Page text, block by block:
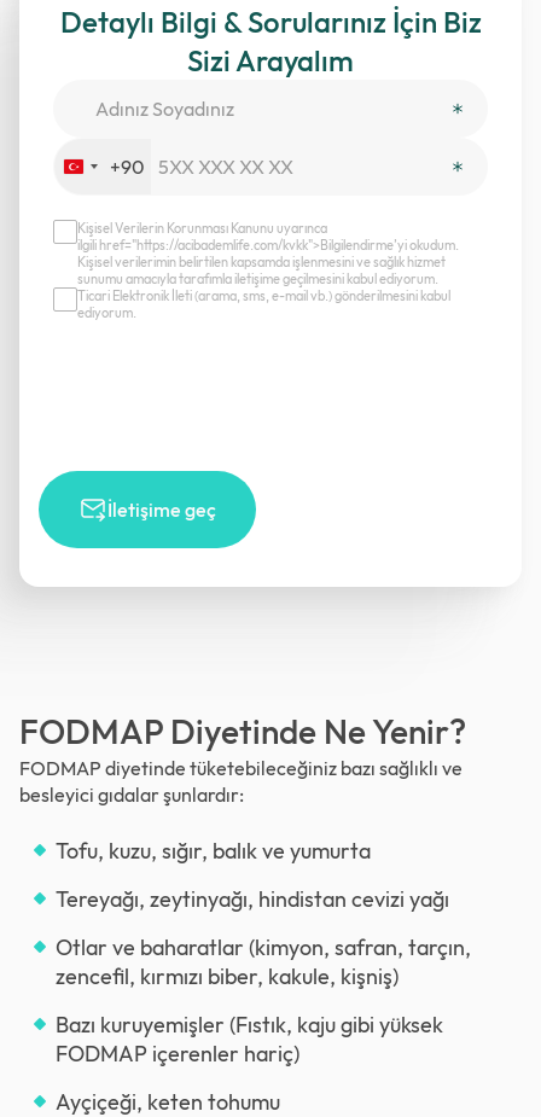
Detaylı Bilgi & Sorularınız İçin Biz
Sizi Arayalım
Turkey
+90
İletişime geç
Kişisel Verilerin Korunması Kanunu uyarınca
ilgili href="https://acibademlife.com/kvkk">Bilgilendirme’yi okudum.
Kişisel verilerimin belirtilen kapsamda işlenmesini ve sağlık hizmet
sunumu amacıyla tarafımla iletişime geçilmesini kabul ediyorum.
Ticari Elektronik İleti (arama, sms, e-mail vb.) gönderilmesini kabul
ediyorum.
FODMAP Diyetinde Ne Yenir?
FODMAP diyetinde tüketebileceğiniz bazı sağlıklı ve
besleyici gıdalar şunlardır:
Tofu, kuzu, sığır, balık ve yumurta
Tereyağı, zeytinyağı, hindistan cevizi yağı
Otlar ve baharatlar (kimyon, safran, tarçın,
zencefil, kırmızı biber, kakule, kişniş)
Bazı kuruyemişler (Fıstık, kaju gibi yüksek
FODMAP içerenler hariç)
Ayçiçeği, keten tohumu